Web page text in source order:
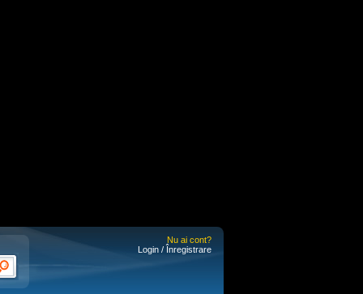
Nu ai cont?
Login / Înregistrare